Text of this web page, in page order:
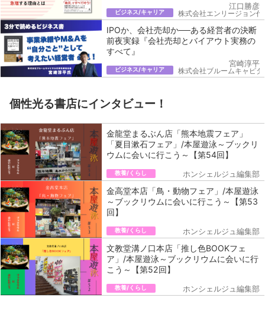
ビジネス/キャリア
江口勝彦
株式会社エンリージョン代
IPOか、会社売却か──ある経営者の決断
前夜実録『会社売却とバイアウト実務の
すべて』
ビジネス/キャリア
宮崎淳平
株式会社ブルームキャピ
個性光る書店にインタビュー！
金龍堂まるぶん店「熊本地震フェア」
「夏目漱石フェア」/本屋遊泳～ブックリ
ウムに会いに行こう～【第54回】
教養/くらし ホンシェルジュ編集部
金高堂本店「鳥・動物フェア」/本屋遊泳
～ブックリウムに会いに行こう～【第53
回】
教養/くらし ホンシェルジュ編集部
文教堂溝ノ口本店「推し色BOOKフェ
ア」/本屋遊泳～ブックリウムに会いに行
こう～【第52回】
教養/くらし ホンシェルジュ編集部